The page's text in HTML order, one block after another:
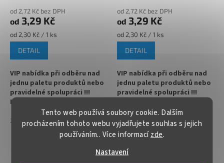
Tento web používá soubory cookie. Dalším
procházením tohoto webu vyjadřujete souhlas s jejich
používáním.. Více informacízde.
Nastavení
✅Paletu za výhodnější cenu
objednejte
od 2,72 Kč bez DPH
od 3,29 Kč
Měrná
cena:
od 2,30 Kč / 1 ks
DETAIL
VIP nabídka při odběru nad
jednu paletu produktů nebo
pravidelné spolupráci !!!
Kontaktujte nás :
info@zavarovacisklo.cz
Víčko na sklenici s uzávěrem
typu Twist Off 82
1 700
od 2,72 Kč bez DPH
od 3,29 Kč
Měrná
cena:
od 2,30 Kč / 1 ks
DETAIL
VIP nabídka při odběru nad
jednu paletu produktů nebo
pravidelné spolupráci !!!
info@zavarovacisklo.cz
✅Víčko na sklenici s uzávěrem
typu Twist Off 82
1 700
ZOBRAZIT VŠECHNY PODOBNÉ PRODUKTY